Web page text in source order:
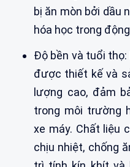
bị ăn mòn bởi dầu
hóa học trong
Độ bền và tuổi thọ:
được thiết kế và
lượng cao, đảm
trong môi trường
xe máy. Chất liệu
chịu nhiệt, chống